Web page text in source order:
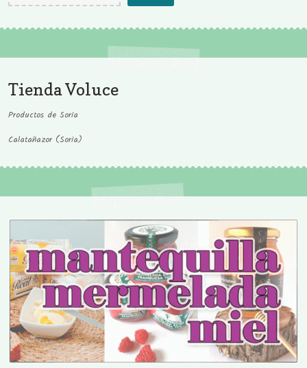
Tienda Voluce
Productos de Soria
Calatañazor (Soria)